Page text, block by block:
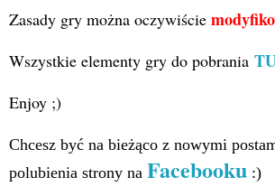
Zasady gry można oczywiście
Wszystkie elementy gry do pobrania
Enjoy ;)
Chcesz być na bieżąco z nowymi
polubienia strony na Facebooku :)